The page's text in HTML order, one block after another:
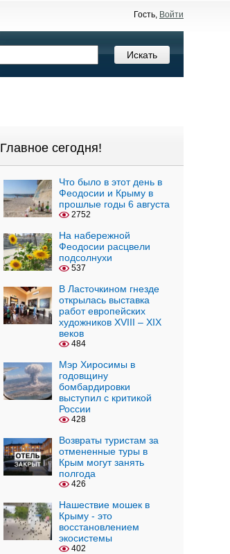
Гость, Войти
Главное сегодня!
Что было в этот день в
Феодосии и Крыму в
прошлые годы 6 августа
2752
На набережной
Феодосии расцвели
подсолнухи
537
В Ласточкином гнезде
открылась выставка
работ европейских
художников XVIII – XIX
веков
484
Мэр Хиросимы в
годовщину
бомбардировки
выступил с критикой
России
428
Возвраты туристам за
отмененные туры в
Крым могут занять
полгода
426
Нашествие мошек в
Крыму - это
восстановлением
экосистемы
402